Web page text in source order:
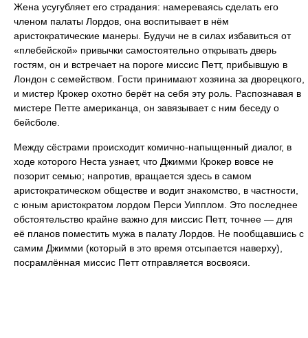
Жена усугубляет его страдания: намереваясь сделать его
членом палаты Лордов, она воспитывает в нём
аристократические манеры. Будучи не в силах избавиться от
«плебейской» привычки самостоятельно открывать дверь
гостям, он и встречает на пороге миссис Петт, прибывшую в
Лондон с семейством. Гости принимают хозяина за дворецкого,
и мистер Крокер охотно берёт на себя эту роль. Распознавая в
мистере Петте американца, он завязывает с ним беседу о
бейсболе.
Между сёстрами происходит комично-напыщенный диалог, в
ходе которого Неста узнает, что Джимми Крокер вовсе не
позорит семью; напротив, вращается здесь в самом
аристократическом обществе и водит знакомство, в частности,
с юным аристократом лордом Перси Уипплом. Это последнее
обстоятельство крайне важно для миссис Петт, точнее — для
её планов поместить мужа в палату Лордов. Не пообщавшись с
самим Джимми (который в это время отсыпается наверху),
посрамлённая миссис Петт отправляется восвояси.